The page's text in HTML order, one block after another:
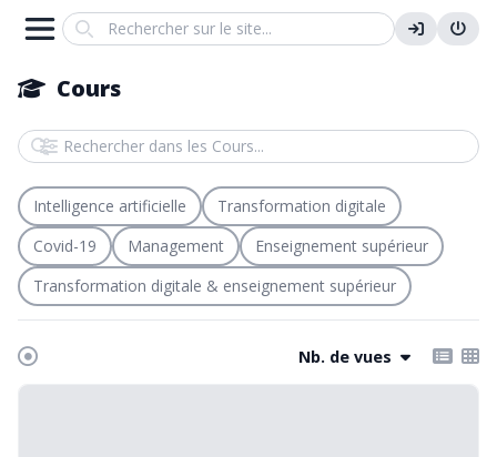
Search
Cours
Rechercher dans les Cours
Intelligence artificielle
Transformation digitale
Covid-19
Management
Enseignement supérieur
Transformation digitale & enseignement supérieur
Nb. de vues